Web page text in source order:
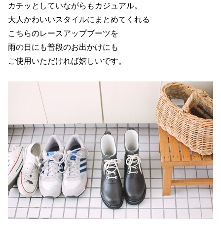
カチッとしていながらもカジュアル。
大人かわいいスタイルにまとめてくれる
こちらのレースアップブーツを
雨の日にも普段のお出かけにも
ご使用いただければ嬉しいです。